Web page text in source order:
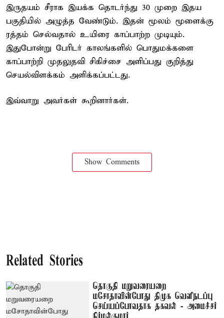
இருதயம் சீராக இயக்க தொடர்ந்து 30 முறை இதய
பகுதியில் அழுத்த வேண்டும். இதன் மூலம் மூளைக்கு
ரத்தம் செல்வதால் உயிரை காப்பாற்ற முடியும்.
இதுபோன்று பேரிடர் காலங்களில் பொதுமக்களை
காப்பாற்றி முதலுதவி சிகிச்சை அளிப்பது குறித்து
செயல்விளக்கம் அளிக்கப்பட்டது.
இவ்வாறு அவர்கள் கூறினார்கள்.
Show Comments
Related Stories
தொகுதி மறுவரையறை
மசோதாவின்போது திமுக வெளிநடப்பு
செய்யப்போவதாக தகவல் - அமைச்சர்